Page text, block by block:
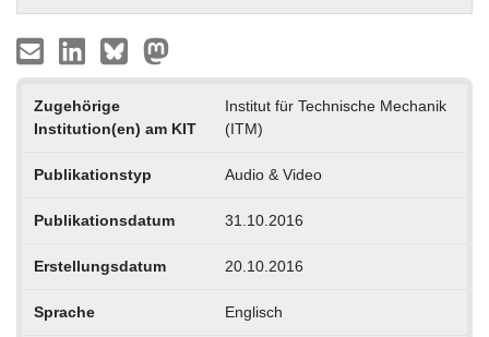
Zugehörige
Institution(en) am KIT
Institut für Technische Mechanik
(ITM)
Publikationstyp Audio & Video
Publikationsdatum 31.10.2016
Erstellungsdatum 20.10.2016
Sprache Englisch